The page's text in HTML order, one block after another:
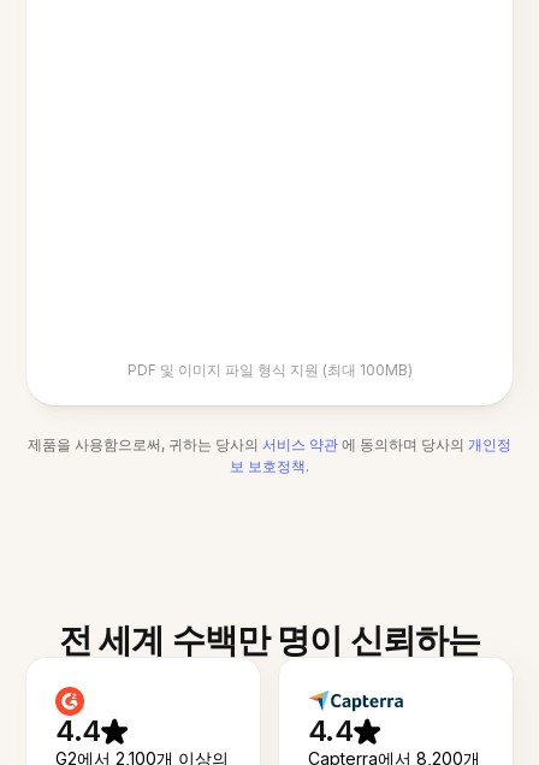
PDF 및 이미지 파일 형식 지원 (최대 100MB)
제품을 사용함으로써, 귀하는 당사의 서비스 약관 에 동의하며 당사의 개인정
보 보호정책.
전 세계 수백만 명이 신뢰하는
4.4
G2에서 2,100개 이상의
4.4
Capterra에서 8,200개